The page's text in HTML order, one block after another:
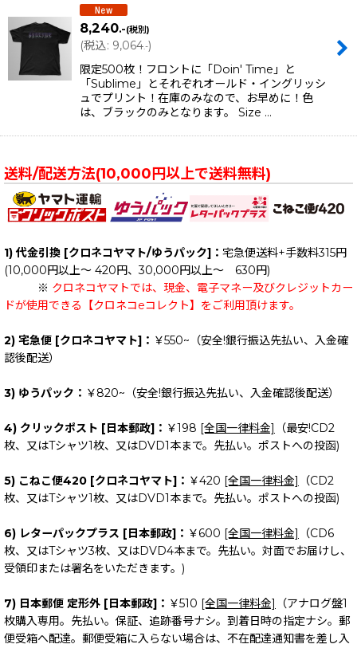
8,240.-(税別)
(税込: 9,064.-)
限定500枚！フロントに「Doin' Time」と
「Sublime」とそれぞれオールド・イングリッシ
ュでプリント！在庫のみなので、お早めに！色
は、ブラックのみとなります。 Size …
送料/配送方法(10,000円以上で送料無料)
1) 代金引換 [クロネコヤマト/ゆうパック]： 宅急便送料+手数料315円
(10,000円以上～ 420円、30,000円以上～ 630円)
※ クロネコヤマトでは、現金、電子マネー及びクレジットカー
ドが使用できる【クロネコeコレクト】をご利用頂けます。
2) 宅急便 [クロネコヤマト]： ￥550~（安全!銀行振込先払い、入金確
認後配送）
3) ゆうパック： ￥820~（安全!銀行振込先払い、入金確認後配送）
4) クリックポスト [日本郵政]： ￥198 [全国一律料金]
（最安!CD2
枚、又はTシャツ1枚、又はDVD1本まで。先払い。ポストへの投函)
5) こねこ便420 [クロネコヤマト]： ￥420 [全国一律料金]
（CD2
枚、又はTシャツ1枚、又はDVD1本まで。先払い。ポストへの投函)
6) レターパックプラス [日本郵政]： ￥600 [全国一律料金]
（CD6
枚、又はTシャツ3枚、又はDVD4本まで。先払い。対面でお届けし、
受領印または署名をいただきます。)
7) 日本郵便 定形外 [日本郵政]： ￥510 [全国一律料金]
（アナログ盤1
枚購入専用。先払い。保証、追跡番号ナシ。到着日時の指定ナシ。郵
便受箱へ配達。郵便受箱に入らない場合は、不在配達通知書を差し入